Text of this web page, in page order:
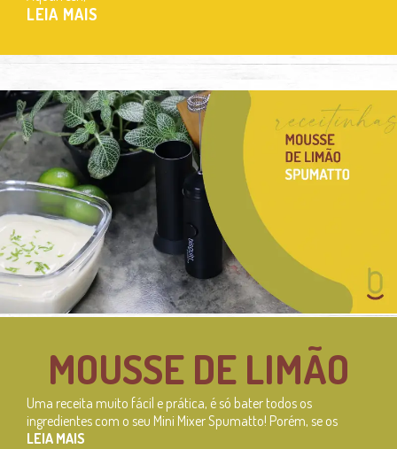
LEIA MAIS
MOUSSE DE LIMÃO
Uma receita muito fácil e prática, é só bater todos os
ingredientes com o seu Mini Mixer Spumatto! Porém, se os
LEIA MAIS